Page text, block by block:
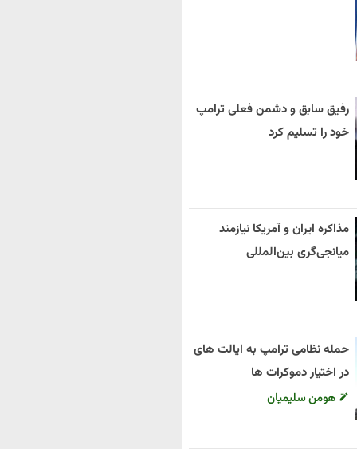
رفیق سابق و دشمن فعلی ترامپ
خود را تسلیم کرد
مذاکره ایران و آمریکا نیازمند
میانجی‌گری بین‌المللی
حمله نظامی ترامپ به ایالت های
در اختیار دموکرات ها
هومن سلیمیان